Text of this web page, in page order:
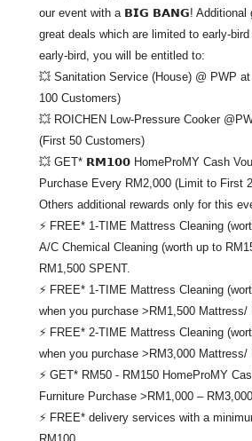
our event with a 𝗕𝗜𝗚 𝗕𝗔𝗡𝗚! Additional
great deals which are limited to early-
early-bird, you will be entitled to:
💥 Sanitation Service (House) @ PWP
100 Customers)
💥 ROICHEN Low-Pressure Cooker
(First 50 Customers)
💥 GET* 𝗥𝗠𝟭𝟬𝟬 HomeProMY Cash
Purchase Every RM2,000 (Limit to First
Others additional rewards only for this
⚡ FREE* 1-TIME Mattress Cleaning
A/C Chemical Cleaning (worth up to
RM1,500 SPENT.
⚡ FREE* 1-TIME Mattress Cleaning
when you purchase >RM1,500
⚡ FREE* 2-TIME Mattress Cleaning
when you purchase >RM3,000
⚡ GET* RM50 - RM150 HomeProMY
Furniture Purchase >RM1,000 – RM3,000
⚡ FREE* delivery services with a